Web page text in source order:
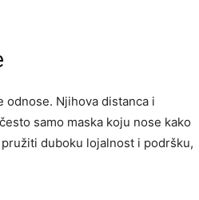
odnose. Njihova distanca i
samo maska koju nose kako
duboku lojalnost i podršku,